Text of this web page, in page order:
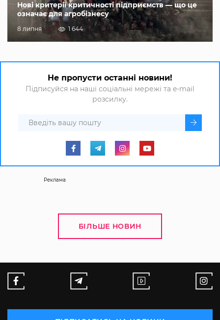
Нові критерії критичності підприємств — що це
означає для агробізнесу
8 липня 1 644
Не пропусти останні новини!
Підписуйся на наші соціальні мережі та e-mail
розсилку.
Реклама
БІЛЬШЕ НОВИН